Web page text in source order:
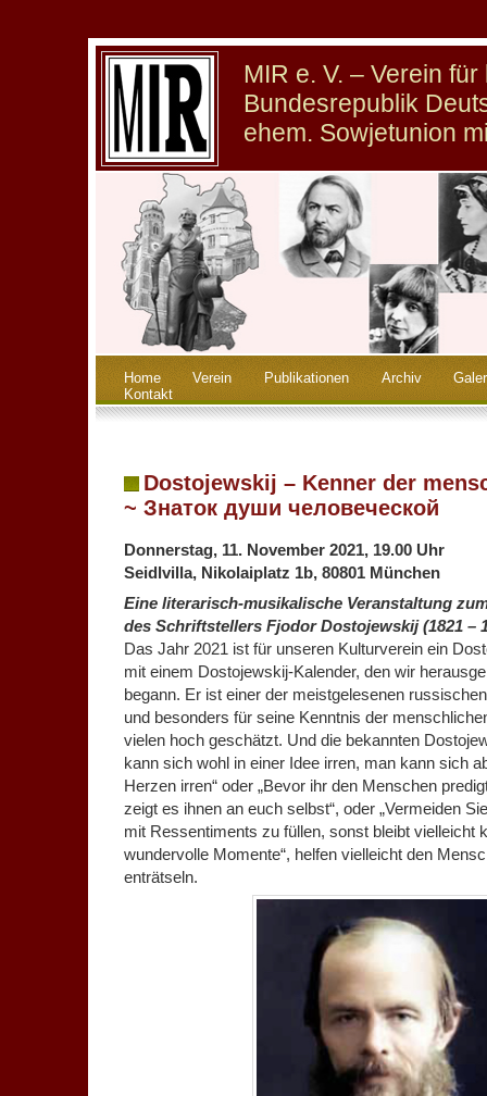
MIR e. V. – Verein
Bundesrepublik
ehem. Sowjetunion
Home Verein Publikationen Archiv
Kontakt
Dostojewskij – Kenner der
~ Знаток души человеческой
Donnerstag, 11. November 2021, 19.00 Uhr
Seidlvilla, Nikolaiplatz 1b, 80801 München
Eine literarisch-musikalische Veranstaltung
des Schriftstellers Fjodor Dostojewskij (1821 –
Das Jahr 2021 ist für unseren Kulturverein ein
mit einem Dostojewskij-Kalender, den wir
begann. Er ist einer der meistgelesenen
und besonders für seine Kenntnis der
vielen hoch geschätzt. Und die bekannten
kann sich wohl in einer Idee irren, man kann sich
Herzen irren“ oder „Bevor ihr den Menschen
zeigt es ihnen an euch selbst“, oder „Vermeiden
mit Ressentiments zu füllen, sonst bleibt vielleicht
wundervolle Momente“, helfen vielleicht den
enträtseln.